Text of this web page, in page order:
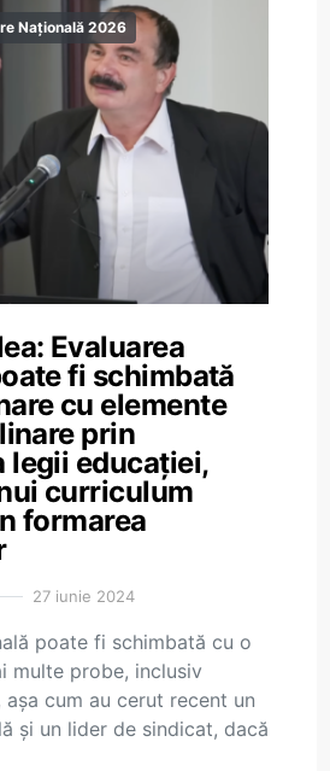
Națională 2026
Evaluarea
fi schimbată
cu elemente
prin
legii educației,
curriculum
formarea
27 iunie 2024
poate fi schimbată cu o
multe probe, inclusiv
cum au cerut recent un
și un lider de sindicat, dacă